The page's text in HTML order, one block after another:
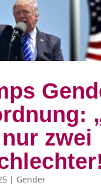
zwei
| Gender